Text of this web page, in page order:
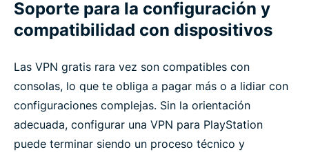
Soporte para la configuración y
compatibilidad con dispositivos
Las VPN gratis rara vez son compatibles con
consolas, lo que te obliga a pagar más o a lidiar con
configuraciones complejas. Sin la orientación
adecuada, configurar una VPN para PlayStation
puede terminar siendo un proceso técnico y